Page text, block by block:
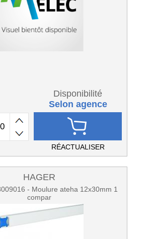
Disponibilité
Selon agence
RÉACTUALISER
HAGER
- Moulure ateha 12x30mm 1
compar